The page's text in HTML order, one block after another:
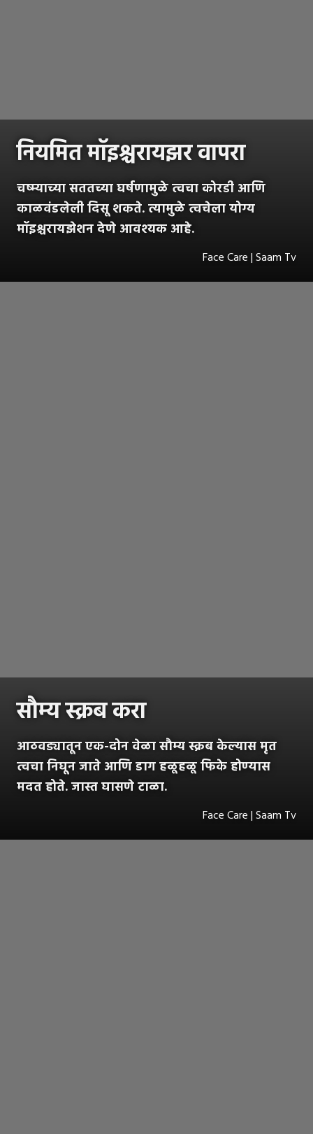
नियमित मॉइश्चरायझर वापरा
चष्म्याच्या सततच्या घर्षणामुळे त्वचा कोरडी आणि
काळवंडलेली दिसू शकते. त्यामुळे त्वचेला योग्य
मॉइश्चरायझेशन देणे आवश्यक आहे.
Face Care | Saam Tv
सौम्य स्क्रब करा
आठवड्यातून एक-दोन वेळा सौम्य स्क्रब केल्यास मृत
त्वचा निघून जाते आणि डाग हळूहळू फिके होण्यास
मदत होते. जास्त घासणे टाळा.
Face Care | Saam Tv